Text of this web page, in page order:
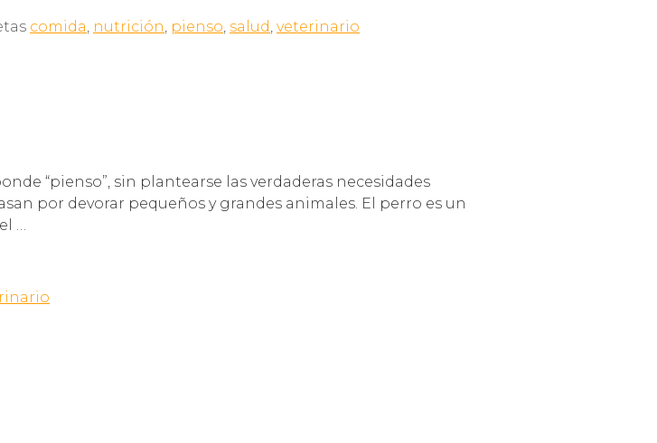
comida nutrición pienso salud veterinario
“pienso”, sin plantearse las verdaderas necesidades
por devorar pequeños y grandes animales. El perro es un
…